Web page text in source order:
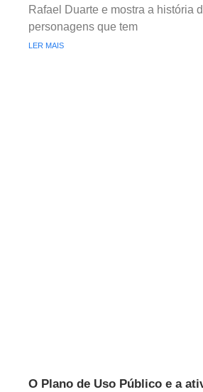
Rafael Duarte e mostra a história
personagens que tem
LER MAIS
O Plano de Uso Público e a